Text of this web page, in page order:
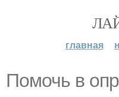
главная
Помочь в